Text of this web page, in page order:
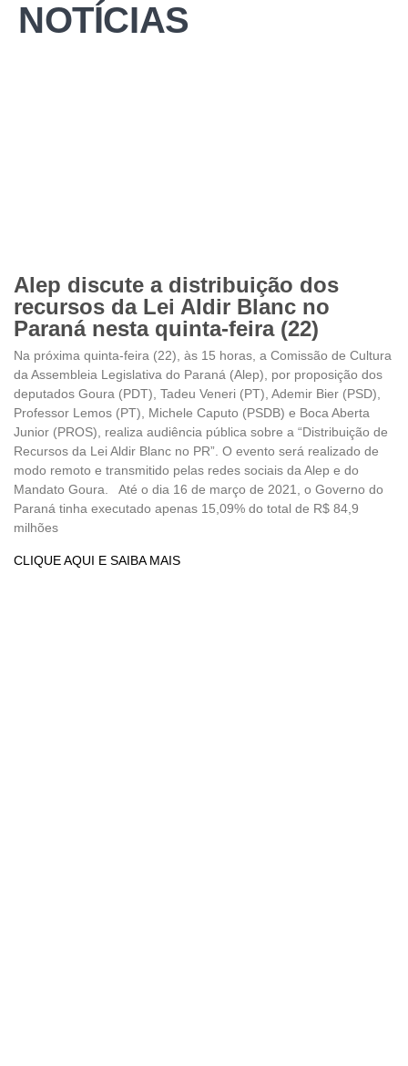
NOTÍCIAS
Alep discute a distribuição dos
recursos da Lei Aldir Blanc no
Paraná nesta quinta-feira (22)
Na próxima quinta-feira (22), às 15 horas, a Comissão de Cultura
da Assembleia Legislativa do Paraná (Alep), por proposição dos
deputados Goura (PDT), Tadeu Veneri (PT), Ademir Bier (PSD),
Professor Lemos (PT), Michele Caputo (PSDB) e Boca Aberta
Junior (PROS), realiza audiência pública sobre a “Distribuição de
Recursos da Lei Aldir Blanc no PR”. O evento será realizado de
modo remoto e transmitido pelas redes sociais da Alep e do
Mandato Goura. Até o dia 16 de março de 2021, o Governo do
Paraná tinha executado apenas 15,09% do total de R$ 84,9
milhões
CLIQUE AQUI E SAIBA MAIS